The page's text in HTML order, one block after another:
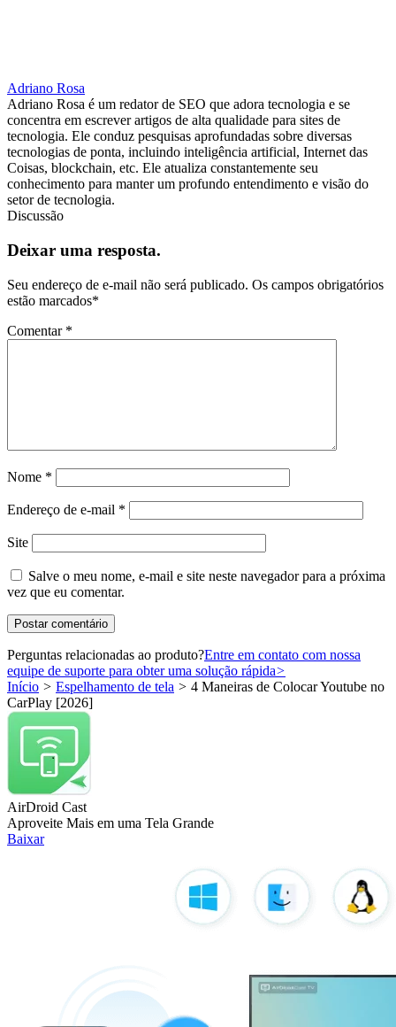
Adriano Rosa
Adriano Rosa é um redator de SEO que adora tecnologia e se
concentra em escrever artigos de alta qualidade para sites de
tecnologia. Ele conduz pesquisas aprofundadas sobre diversas
tecnologias de ponta, incluindo inteligência artificial, Internet das
Coisas, blockchain, etc. Ele atualiza constantemente seu
conhecimento para manter um profundo entendimento e visão do
setor de tecnologia.
Discussão
Deixar uma resposta.
Seu endereço de e-mail não será publicado. Os campos obrigatórios
estão marcados*
Comentar *
Nome *
Endereço de e-mail *
Site
Salve o meu nome, e-mail e site neste navegador para a próxima
vez que eu comentar.
Perguntas relacionadas ao produto?Entre em contato com nossa
equipe de suporte para obter uma solução rápida>
Início > Espelhamento de tela > 4 Maneiras de Colocar Youtube no
CarPlay [2026]
AirDroid Cast
Aproveite Mais em uma Tela Grande
Baixar